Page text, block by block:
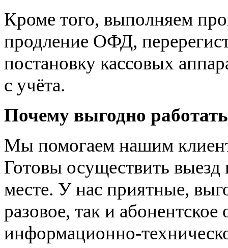
Кроме того, выполняем
продление ОФД,
постановку кассовых
с учёта.
Почему выгодно
Мы помогаем нашим
Готовы осуществить
месте. У нас приятные,
разовое, так и
информационно-